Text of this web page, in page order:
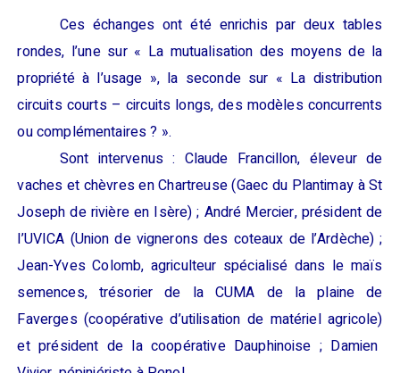
Ces échanges ont été enrichis pardeux tables
rondes, l’une sur « La mutualisation des moyens de la
propriété à l’usage », la seconde sur « La distribution
circuits courts – circuits longs, des modèles concurrents
ou complémentaires? ».
Sont intervenus : Claude Francillon, éleveur de
vaches et chèvresen Chartreuse(Gaec du Plantimayà St
Joseph de rivière en Isère) ; André Mercier, président de
l’UVICA (Union de vignerons des coteaux de l’Ardèche) ;
Jean-Yves Colomb, agriculteur spécialisé dans le maïs
semences,trésorierde la CUMA de la plaine de
Faverges(coopérative d’utilisation de matériel agricole)
et président de lacoopérative Dauphinoise ; Damien